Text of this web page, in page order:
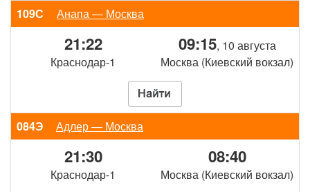
109С Анапа — Москва
21:22
Краснодар-1
09:15, 10 августа
Москва (Киевский вокзал)
084Э Адлер — Москва
21:30
Краснодар-1
08:40
Москва (Киевский вокзал)